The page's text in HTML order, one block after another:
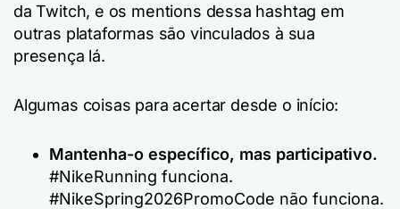
da Twitch, e os mentions dessa hashtag em
outras plataformas são vinculados à sua
presença lá.
Algumas coisas para acertar desde o início:
Mantenha-o específico, mas participativo.
#NikeRunning funciona.
#NikeSpring2026PromoCode não funciona.